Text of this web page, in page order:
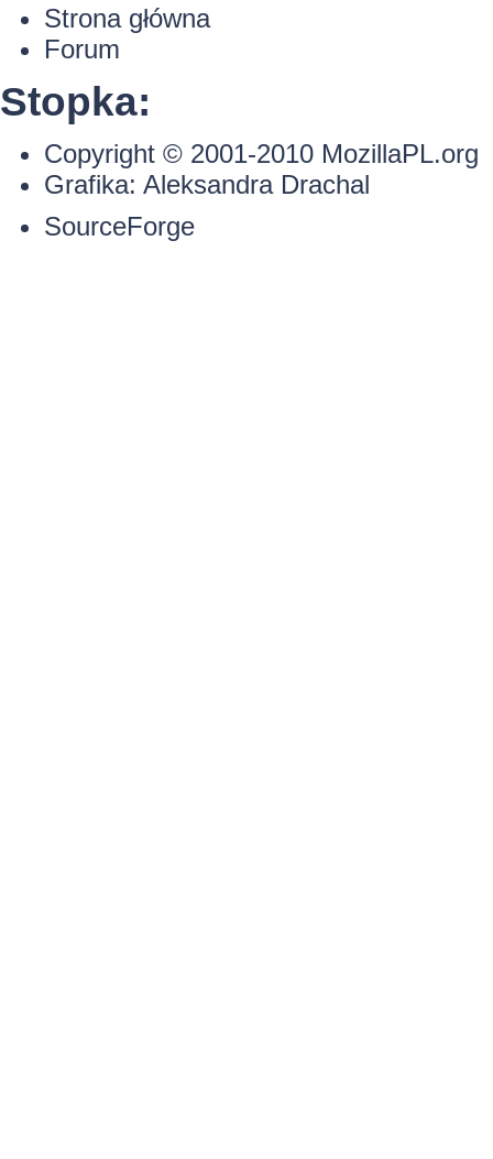
Strona główna
Forum
Stopka:
Copyright © 2001-2010 MozillaPL.org
Grafika: Aleksandra Drachal
SourceForge